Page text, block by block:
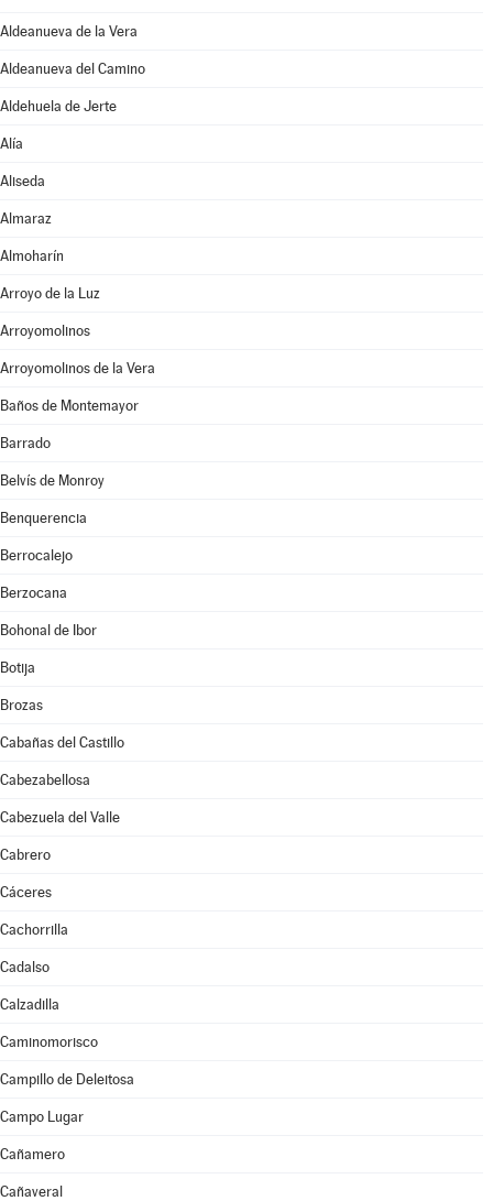
Aldeanueva de la Vera
Aldeanueva del Camino
Aldehuela de Jerte
Alía
Aliseda
Almaraz
Almoharín
Arroyo de la Luz
Arroyomolinos
Arroyomolinos de la Vera
Baños de Montemayor
Barrado
Belvís de Monroy
Benquerencia
Berrocalejo
Berzocana
Bohonal de Ibor
Botija
Brozas
Cabañas del Castillo
Cabezabellosa
Cabezuela del Valle
Cabrero
Cáceres
Cachorrilla
Cadalso
Calzadilla
Caminomorisco
Campillo de Deleitosa
Campo Lugar
Cañamero
Cañaveral